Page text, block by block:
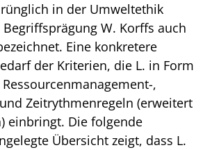
in der Umweltethik
W. Korffs auch
Eine konkretere
der Kriterien, die L. in Form
,
Zeitrythmenregeln (erweitert
einbringt. Die folgende
Übersicht zeigt, dass L.